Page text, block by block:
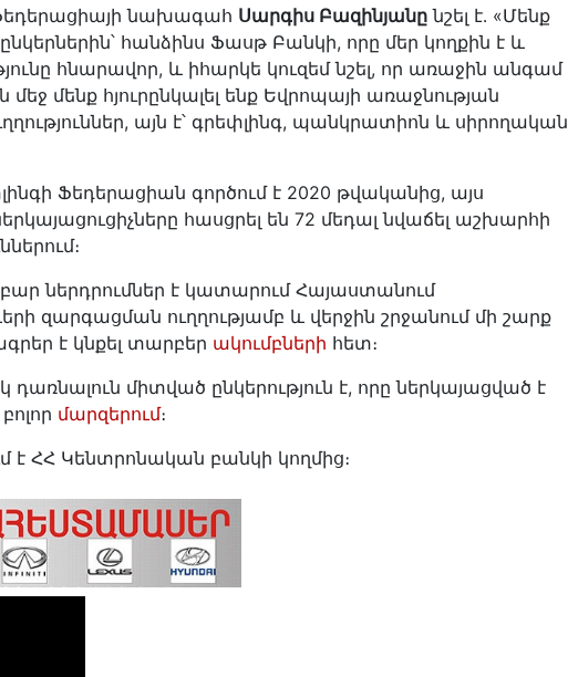
նախագահ Սարգիս Բազինյանը նշել է․ «Մենք
հանձինս Ֆասթ Բանկի, որը մեր կողքին է և
հնարավոր, և իհարկե կուզեմ նշել, որ առաջին անգամ
մենք հյուրընկալել ենք Եվրոպայի առաջնության
այն է՝ գրեփլինգ, պանկրատիոն և սիրողական
Ֆեդերացիան գործում է 2020 թվականից, այս
հասցրել են 72 մեդալ նվաճել աշխարհի
ներդրումներ է կատարում Հայաստանում
զարգացման ուղղությամբ և վերջին շրջանում մի շարք
է կնքել տարբեր ակումբների հետ։
միտված ընկերություն է, որը ներկայացված է
մարզերում։
է ՀՀ Կենտրոնական բանկի կողմից։